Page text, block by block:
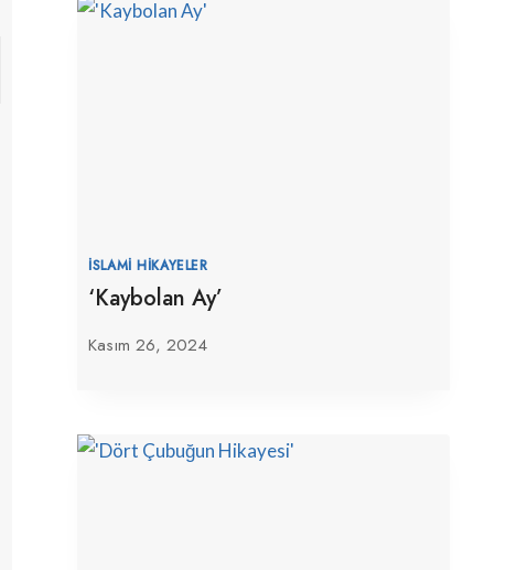
İSLAMI HIKAYELER
‘Kaybolan Ay’
Kasım 26, 2024